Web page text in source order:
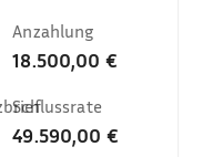
Anzahlung
18.500,00 €
Schlussrate
49.590,00 €